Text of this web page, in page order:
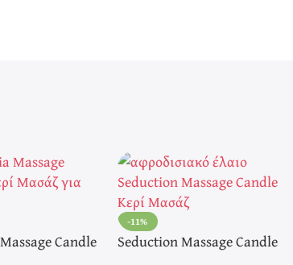
Candle
-11%
Seduction Massage Candle